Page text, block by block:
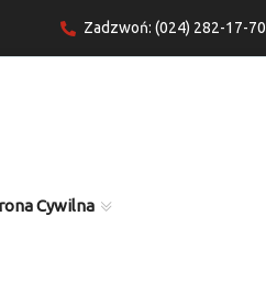
Zadzwoń: (024) 282-17-70
Cywilna